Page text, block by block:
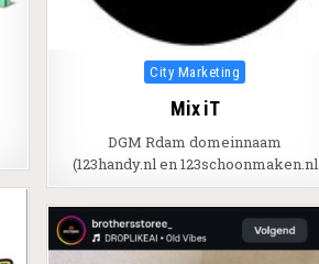
Posted in
City Marketing
Mix iT
DGM Rdam domeinnaam
(123handy.nl en 123schoonmaken.nl